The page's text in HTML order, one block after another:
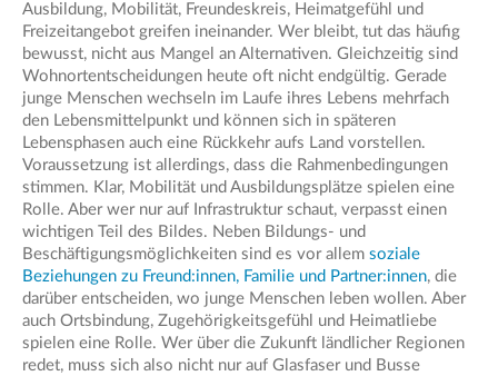
Ausbildung, Mobilität, Freundeskreis, Heimatgefühl und
Freizeitangebot greifen ineinander. Wer bleibt, tut das häufig
bewusst, nicht aus Mangel an Alternativen. Gleichzeitig sind
Wohnortentscheidungen heute oft nicht endgültig. Gerade
junge Menschen wechseln im Laufe ihres Lebens mehrfach
den Lebensmittelpunkt und können sich in späteren
Lebensphasen auch eine Rückkehr aufs Land vorstellen.
Voraussetzung ist allerdings, dass die Rahmenbedingungen
stimmen. Klar, Mobilität und Ausbildungsplätze spielen eine
Rolle. Aber wer nur auf Infrastruktur schaut, verpasst einen
wichtigen Teil des Bildes. Neben Bildungs- und
Beschäftigungsmöglichkeiten sind es vor allem soziale
Beziehungen zu Freund:innen, Familie und Partner:innen, die
darüber entscheiden, wo junge Menschen leben wollen. Aber
auch Ortsbindung, Zugehörigkeitsgefühl und Heimatliebe
spielen eine Rolle. Wer über die Zukunft ländlicher Regionen
redet, muss sich also nicht nur auf Glasfaser und Busse